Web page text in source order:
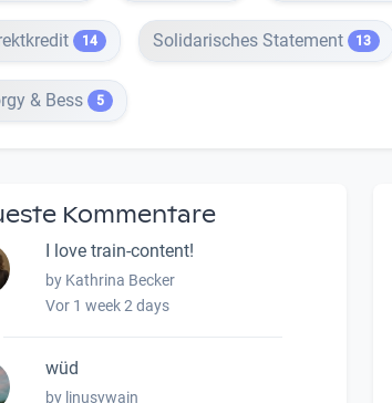
14 Solidarisches Statement 13
& Bess 5
Kommentare
I love train-content!
by Kathrina Becker
Vor 1 week 2 days
wüd
by linusywain